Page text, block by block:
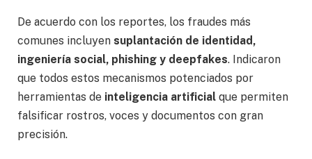
De acuerdo con los reportes, los fraudes más
comunes incluyen suplantación de identidad,
ingeniería social, phishing y deepfakes. Indicaron
que todos estos mecanismos potenciados por
herramientas de inteligencia artificial que permiten
falsificar rostros, voces y documentos con gran
precisión.